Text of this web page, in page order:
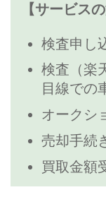
【サービスの
検査申し
検査（楽
目線での
オークシ
売却手続
買取金額